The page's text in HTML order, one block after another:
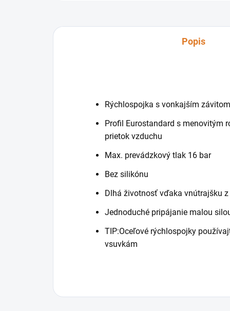
Popis
Rýchlospojka s vonkajším závitom
Profil Eurostandard s menovitým
prietok vzduchu
Max. prevádzkový tlak 16 bar
Bez silikónu
Dlhá životnosť vďaka vnútrajšku z
Jednoduché pripájanie malou
TIP:Oceľové rýchlospojky
vsuvkám